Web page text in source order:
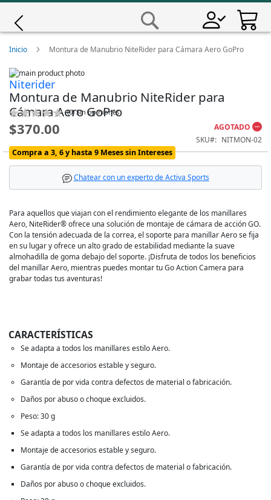
Saltar
Contenido
Inicio Montura de Manubrio NiteRider para Cámara Aero GoPro
Skip
to
the
end
of
the
images
gallery
Skip
to
the
beginning
of
the
images
gallery
Niterider
Montura de Manubrio NiteRider para
Cámara Aero GoPro
Calificación:
% of
(0)Sin opiniones
$370.00
AGOTADO
SKU
NITMON-02
Compra a 3, 6 y hasta 9 Meses sin Intereses
Chatear con un experto de Activa Sports
Para aquellos que viajan con el rendimiento elegante de los manillares
Aero, NiteRider® ofrece una solución de montaje de cámara de acción GO.
Con la tensión adecuada de la correa, el soporte para manillar Aero se fija
en su lugar y ofrece un alto grado de estabilidad mediante la suave
almohadilla de goma debajo del soporte. ¡Disfruta de todos los beneficios
del manillar Aero, mientras puedes montar tu Go Action Camera para
grabar todas tus aventuras!
CARACTERÍSTICAS
Se adapta a todos los manillares estilo Aero.
Montaje de accesorios estable y seguro.
Garantía de por vida contra defectos de material o fabricación.
Daños por abuso o choque excluidos.
Peso: 30 g
Se adapta a todos los manillares estilo Aero.
Montaje de accesorios estable y seguro.
Garantía de por vida contra defectos de material o fabricación.
Daños por abuso o choque excluidos.
Giro
Iscali
Magene
MET
Wahoo